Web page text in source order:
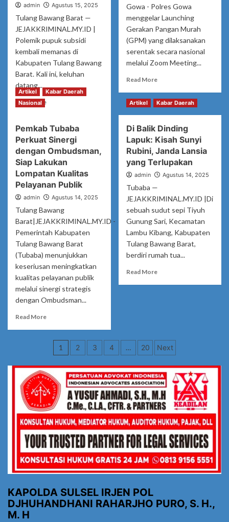
dan
Soroti
Dugaan
Kasus
Perundungan
di
Negeri
3
Teriak
:
Pelayanan
Publik
Mati
Total!
admin Agustus 15, 2025
Tulang Bawang Barat —
JEJAKKRIMINAL.MY.ID |
Polemik pupuk subsidi
kembali memanas di
Kabupaten Tulang Bawang
Barat. Kali ini, keluhan
datang...
Read MoreRead
Harga
Pupuk
Subsidi
Melonjak
Tri
Tunggal
Jaya,
“Kok
Bisa
Dua
Kali
Lipat
dari
HET?”
Gowa - Polres Gowa
menggelar Launching
Gerakan Pangan Murah
(GPM) yang dilaksanakan
serentak secara nasional
melalui Zoom Meeting...
Read MoreRead
about
Polres
Gowa
Gelar
Launching
Gerakan
Pangan
Murah
Secara
Artikel
Kabar Daerah
Nasional
Pemkab Tubaba
Perkuat Sinergi
dengan Ombudsman,
Siap Lakukan
Lompatan Kualitas
Pelayanan Publik
admin Agustus 14, 2025
Tulang Bawang
Barat|JEJAKKRIMINAL.MY.ID -
Pemerintah Kabupaten
Tulang Bawang Barat
(Tubaba) menunjukkan
keseriusan meningkatkan
kualitas pelayanan publik
melalui sinergi strategis
dengan Ombudsman...
Read MoreRead
Pemkab
Tubaba
Sinergi
dengan
Ombudsman,
Siap
Lakukan
Lompatan
Kualitas
Pelayanan
Publik
Artikel Kabar Daerah
Di Balik Dinding
Lapuk: Kisah Sunyi
Rubini, Janda Lansia
yang Terlupakan
admin Agustus 14, 2025
Tubaba —
JEJAKKRIMINAL.MY.ID |Di
sebuah sudut sepi Tiyuh
Gunung Sari, Kecamatan
Lambu Kibang, Kabupaten
Tulang Bawang Barat,
berdiri rumah tua...
Read MoreRead
Sunyi
Rubini,
Janda
Lansia
yang
Terlupakan
Navigasi
pos
1 2 3 4 … 20 Next
KAPOLDA SULSEL IRJEN POL
DJHUHANDHANI RAHARJHO PURO, S. H.,
M. H